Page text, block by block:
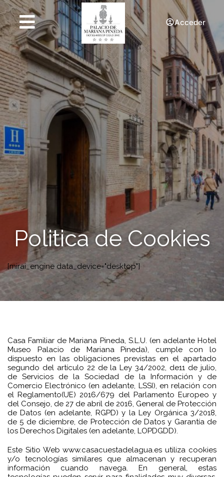
Acceder
Politica de Cookies
[mirai_engine data_device="desktop"]
Casa Familiar de Mariana Pineda, S.L.U. (en adelante Hotel
Museo Palacio de Mariana Pineda), cumple con lo
dispuesto en las obligaciones previstas en el apartado
segundo del artículo 22 de la Ley 34/2002, de11 de julio,
de Servicios de la Sociedad de la Información y de
Comercio Electrónico (en adelante, LSSI), en relación con
el Reglamento(UE) 2016/679 del Parlamento Europeo y
del Consejo, de 27 de abril de 2016, General de Protección
de Datos (en adelante, RGPD) y la Ley Orgánica 3/2018,
de 5 de diciembre, de Protección de Datos y Garantía de
los Derechos Digitales (en adelante, LOPDGDD).
Este Sitio Webwww.casacuestadelagua.es utiliza cookies
y/o tecnologías similares que almacenan y recuperan
información cuando navega. En general, estas